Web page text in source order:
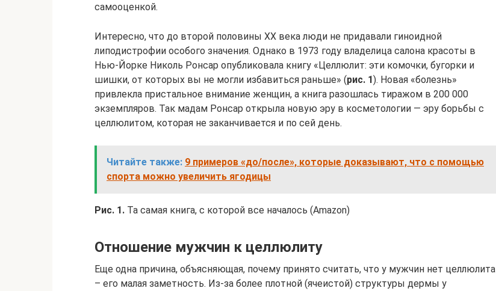
самооценкой.
Интересно, что до второй половины ХХ века люди не придавали гиноидной
липодистрофии особого значения. Однако в 1973 году владелица салона красоты в
Нью-Йорке Николь Ронсар опубликовала книгу «Целлюлит: эти комочки, бугорки и
шишки, от которых вы не могли избавиться раньше» (рис. 1). Новая «болезнь»
привлекла пристальное внимание женщин, а книга разошлась тиражом в 200 000
экземпляров. Так мадам Ронсар открыла новую эру в косметологии — эру борьбы с
целлюлитом, которая не заканчивается и по сей день.
Читайте также: 9 примеров «до/после», которые доказывают, что с помощью
спорта можно увеличить ягодицы
Рис. 1. Та самая книга, с которой все началось (Amazon)
Отношение мужчин к целлюлиту
Еще одна причина, объясняющая, почему принято считать, что у мужчин нет целлюлита
– его малая заметность. Из-за более плотной (ячеистой) структуры дермы у